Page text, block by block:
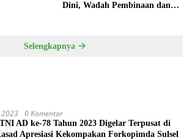
Dini, Wadah Pembinaan dan
Selengkapnya
0 Komentar
AD ke-78 Tahun 2023 Digelar Terpusat di
Apresiasi Kekompakan Forkopimda Sulsel